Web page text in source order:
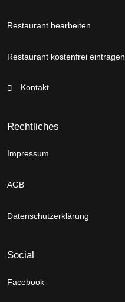
Restaurant bearbeiten
Restaurant kostenfrei eintragen
Kontakt
Rechtliches
Impressum
AGB
Datenschutzerklärung
Social
Facebook